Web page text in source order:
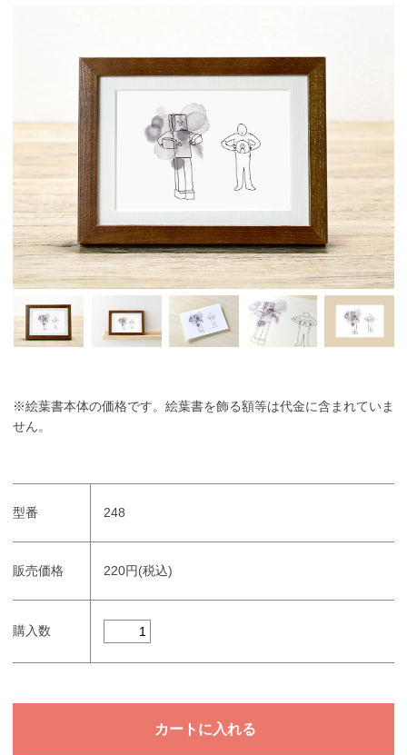
※絵葉書本体の価格です。絵葉書を飾る額等は代金に含まれていま
せん。
型番 248
販売価格 220円(税込)
購入数